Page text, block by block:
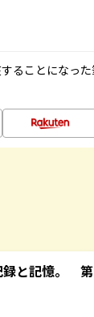
ることになっ
録と記憶。